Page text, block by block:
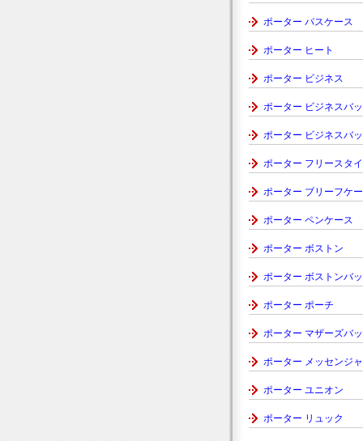
ポーター パスケース
ポーター ヒート
ポーター ビジネス
ポーター ビジネスバ
ポーター ビジネスバ
ポーター フリースタ
ポーター ブリーフケ
ポーター ペンケース
ポーター ボストン
ポーター ボストンバ
ポーター ポーチ
ポーター マザーズバ
ポーター メッセンジ
ポーター ユニオン
ポーター リュック